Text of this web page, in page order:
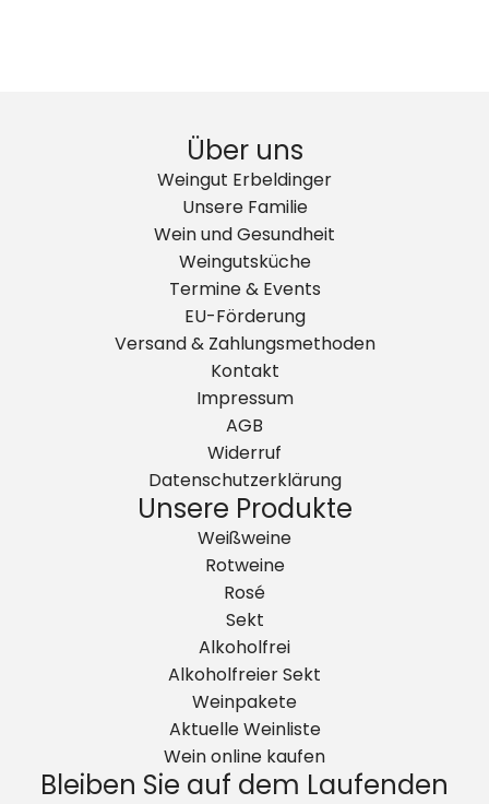
Über uns
Weingut Erbeldinger
Unsere Familie
Wein und Gesundheit
Weingutsküche
Termine & Events
EU-Förderung
Versand & Zahlungsmethoden
Kontakt
Impressum
AGB
Widerruf
Datenschutzerklärung
Unsere Produkte
Weißweine
Rotweine
Rosé
Sekt
Alkoholfrei
Alkoholfreier Sekt
Weinpakete
Aktuelle Weinliste
Wein online kaufen
Bleiben Sie auf dem Laufenden